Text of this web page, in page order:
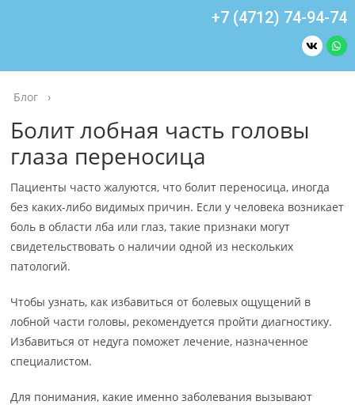
+7 (4712) 74-94-74
Блог ›
Болит лобная часть головы
глаза переносица
Пациенты часто жалуются, что болит переносица, иногда
без каких-либо видимых причин. Если у человека возникает
боль в области лба или глаз, такие признаки могут
свидетельствовать о наличии одной из нескольких
патологий.
Чтобы узнать, как избавиться от болевых ощущений в
лобной части головы, рекомендуется пройти диагностику.
Избавиться от недуга поможет лечение, назначенное
специалистом.
Для понимания, какие именно заболевания вызывают